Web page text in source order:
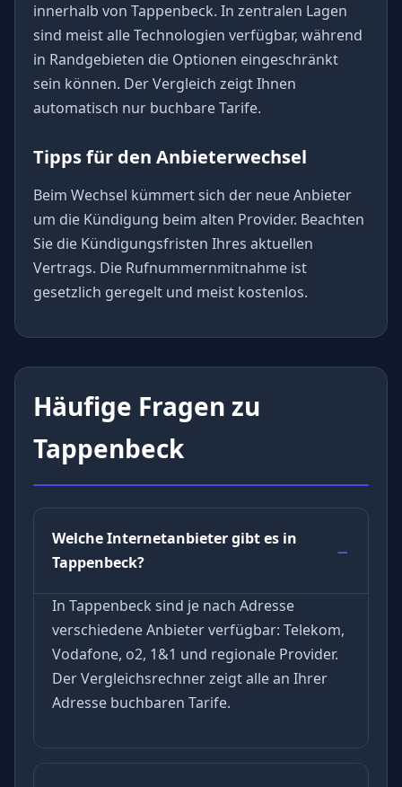
innerhalb von Tappenbeck. In zentralen Lagen
sind meist alle Technologien verfügbar, während
in Randgebieten die Optionen eingeschränkt
sein können. Der Vergleich zeigt Ihnen
automatisch nur buchbare Tarife.
Tipps für den Anbieterwechsel
Beim Wechsel kümmert sich der neue Anbieter
um die Kündigung beim alten Provider. Beachten
Sie die Kündigungsfristen Ihres aktuellen
Vertrags. Die Rufnummernmitnahme ist
gesetzlich geregelt und meist kostenlos.
Häufige Fragen zu
Tappenbeck
Welche Internetanbieter gibt es in
Tappenbeck?
In Tappenbeck sind je nach Adresse
verschiedene Anbieter verfügbar: Telekom,
Vodafone, o2, 1&1 und regionale Provider.
Der Vergleichsrechner zeigt alle an Ihrer
Adresse buchbaren Tarife.